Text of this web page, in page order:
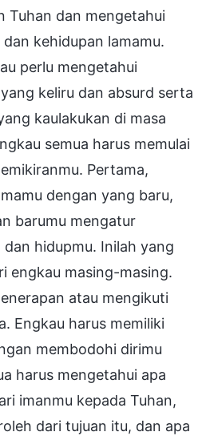
Tuhan dan mengetahui
kehidupan lamamu.
perlu mengetahui
keliru dan absurd serta
kaulakukan di masa
semua harus memulai
Pertama,
dengan yang baru,
barumu mengatur
hidupmu. Inilah yang
engkau masing-masing.
atau mengikuti
Engkau harus memiliki
membodohi dirimu
harus mengetahui apa
imanmu kepada Tuhan,
dari tujuan itu, dan apa